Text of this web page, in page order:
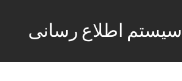
سیستم اطلاع رسانی